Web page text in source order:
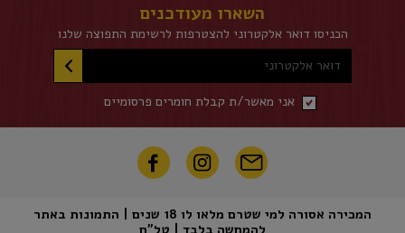
השארו מעודכנים
הכניסו דואר אלקטרוני להצטרפות לרשימת התפוצה שלנו
דואר אלקטרוני
אני מאשר/ת קבלת חומרים פרסומיים
המכירה אסורה למי שטרם מלאו לו 18 שנים | התמונות באתר
להמחשה בלבד | טל"ח